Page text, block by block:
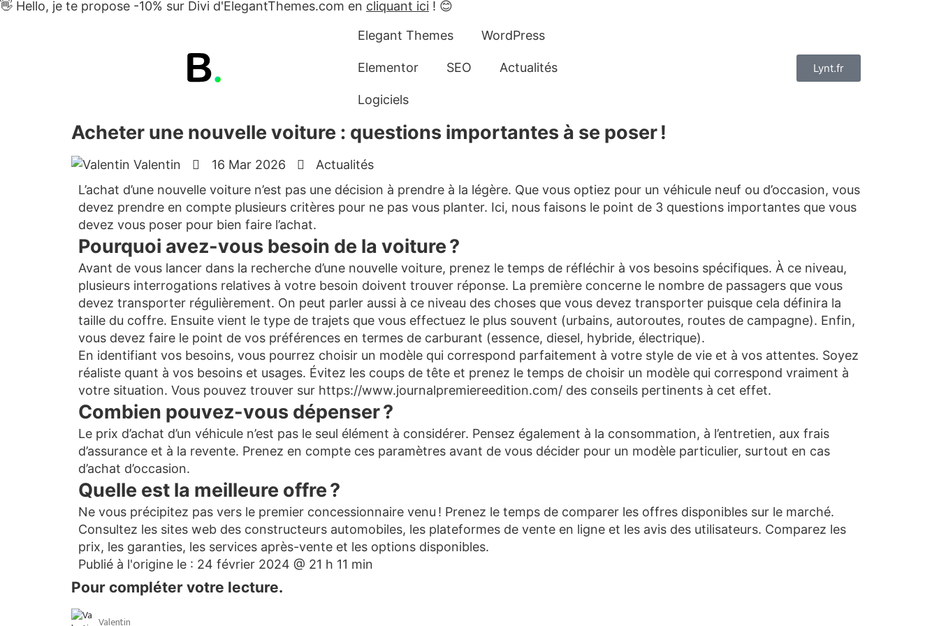
👋 Hello, je te propose -10% sur Divi d'ElegantThemes.com en cliquant ici ! 😊
Elegant Themes
WordPress
Elementor SEO Actualités
Logiciels
Lynt.fr
Acheter une nouvelle voiture : questions importantes à se poser !
Valentin 16 Mar 2026
Actualités
L’achat d’une nouvelle voiture n’est pas une décision à prendre à la légère. Que vous optiez pour un véhicule neuf ou d’occasion, vous
devez prendre en compte plusieurs critères pour ne pas vous planter. Ici, nous faisons le point de 3 questions importantes que vous
devez vous poser pour bien faire l’achat.
Pourquoi avez-vous besoin de la voiture ?
Avant de vous lancer dans la recherche d’une nouvelle voiture, prenez le temps de réfléchir à vos besoins spécifiques. À ce niveau,
plusieurs interrogations relatives à votre besoin doivent trouver réponse. La première concerne le nombre de passagers que vous
devez transporter régulièrement. On peut parler aussi à ce niveau des choses que vous devez transporter puisque cela définira la
taille du coffre. Ensuite vient le type de trajets que vous effectuez le plus souvent (urbains, autoroutes, routes de campagne). Enfin,
vous devez faire le point de vos préférences en termes de carburant (essence, diesel, hybride, électrique).
En identifiant vos besoins, vous pourrez choisir un modèle qui correspond parfaitement à votre style de vie et à vos attentes. Soyez
réaliste quant à vos besoins et usages. Évitez les coups de tête et prenez le temps de choisir un modèle qui correspond vraiment à
votre situation. Vous pouvez trouver sur https://www.journalpremiereedition.com/ des conseils pertinents à cet effet.
Combien pouvez-vous dépenser ?
Le prix d’achat d’un véhicule n’est pas le seul élément à considérer. Pensez également à la consommation, à l’entretien, aux frais
d’assurance et à la revente. Prenez en compte ces paramètres avant de vous décider pour un modèle particulier, surtout en cas
d’achat d’occasion.
Quelle est la meilleure offre ?
Ne vous précipitez pas vers le premier concessionnaire venu ! Prenez le temps de comparer les offres disponibles sur le marché.
Consultez les sites web des constructeurs automobiles, les plateformes de vente en ligne et les avis des utilisateurs. Comparez les
prix, les garanties, les services après-vente et les options disponibles.
Publié à l'origine le : 24 février 2024 @ 21 h 11 min
Pour compléter votre lecture.
Valentin